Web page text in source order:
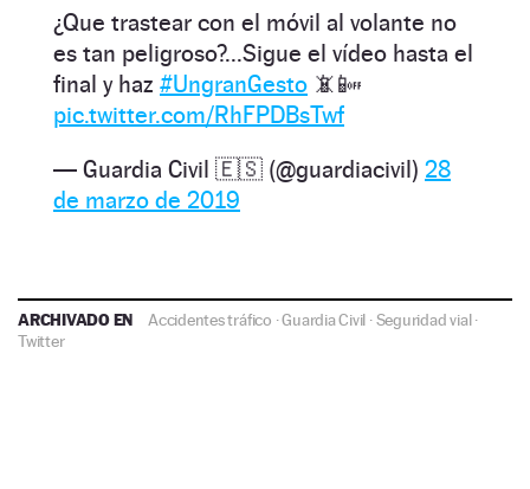
¿Que trastear con el móvil al volante no
es tan peligroso?...Sigue el vídeo hasta el
final y haz #UngranGesto 📵📴
pic.twitter.com/RhFPDBsTwf
— Guardia Civil 🇪🇸 (@guardiacivil) 28
de marzo de 2019
ARCHIVADO EN Accidentes tráfico ·Guardia Civil ·Seguridad vial·
Twitter